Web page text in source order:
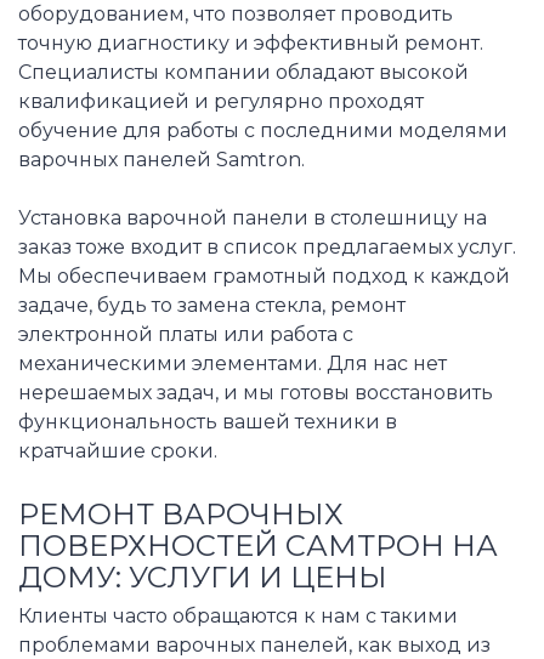
оборудованием, что позволяет проводить
точную диагностику и эффективный ремонт.
Специалисты компании обладают высокой
квалификацией и регулярно проходят
обучение для работы с последними моделями
варочных панелей Samtron.
Установка варочной панели в столешницу на
заказ тоже входит в список предлагаемых услуг.
Мы обеспечиваем грамотный подход к каждой
задаче, будь то замена стекла, ремонт
электронной платы или работа с
механическими элементами. Для нас нет
нерешаемых задач, и мы готовы восстановить
функциональность вашей техники в
кратчайшие сроки.
РЕМОНТ ВАРОЧНЫХ
ПОВЕРХНОСТЕЙ САМТРОН НА
ДОМУ: УСЛУГИ И ЦЕНЫ
Клиенты часто обращаются к нам с такими
проблемами варочных панелей, как выход из